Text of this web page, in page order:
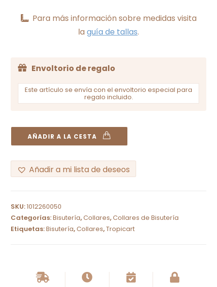
Para más información sobre medidas visita
laguía de tallas.
Envoltorio de regalo
Este artículo se envía con el envoltorio especial para
regalo incluido.
AÑADIR A LA CESTA
Añadir a mi lista de deseos
t
e
SKU:1012260050
Categorías:Bisutería,Collares,Collares de Bisutería
Etiquetas:Bisutería,Collares,Tropicart